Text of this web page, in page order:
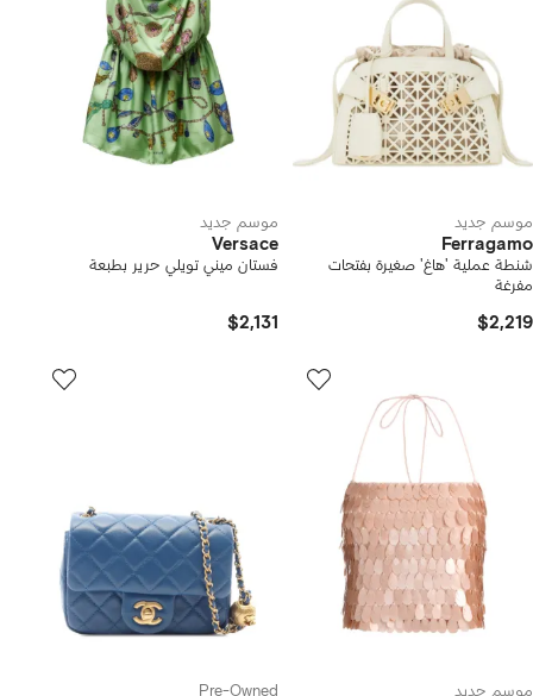
موسم جديد
Ferragamo
شنطة عملية 'هاغ' صغيرة بفتحات
مفرغة
$2,219
موسم جديد
Versace
فستان ميني تويلي حرير بطبعة
$2,131
موسم جديد Pre-Owned